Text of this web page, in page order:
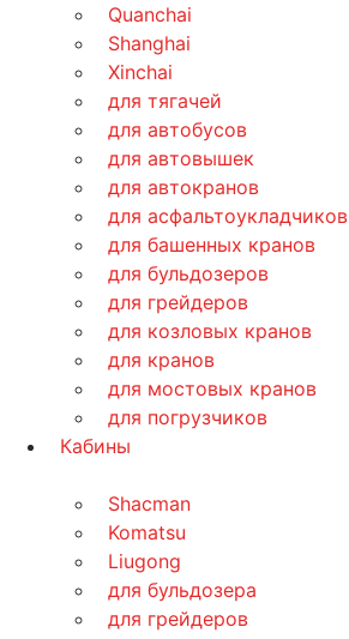
Quanchai
Shanghai
Xinchai
для тягачей
для автобусов
для автовышек
для автокранов
для асфальтоукладчиков
для башенных кранов
для бульдозеров
для грейдеров
для козловых кранов
для кранов
для мостовых кранов
для погрузчиков
Кабины
Shacman
Komatsu
Liugong
для бульдозера
для грейдеров